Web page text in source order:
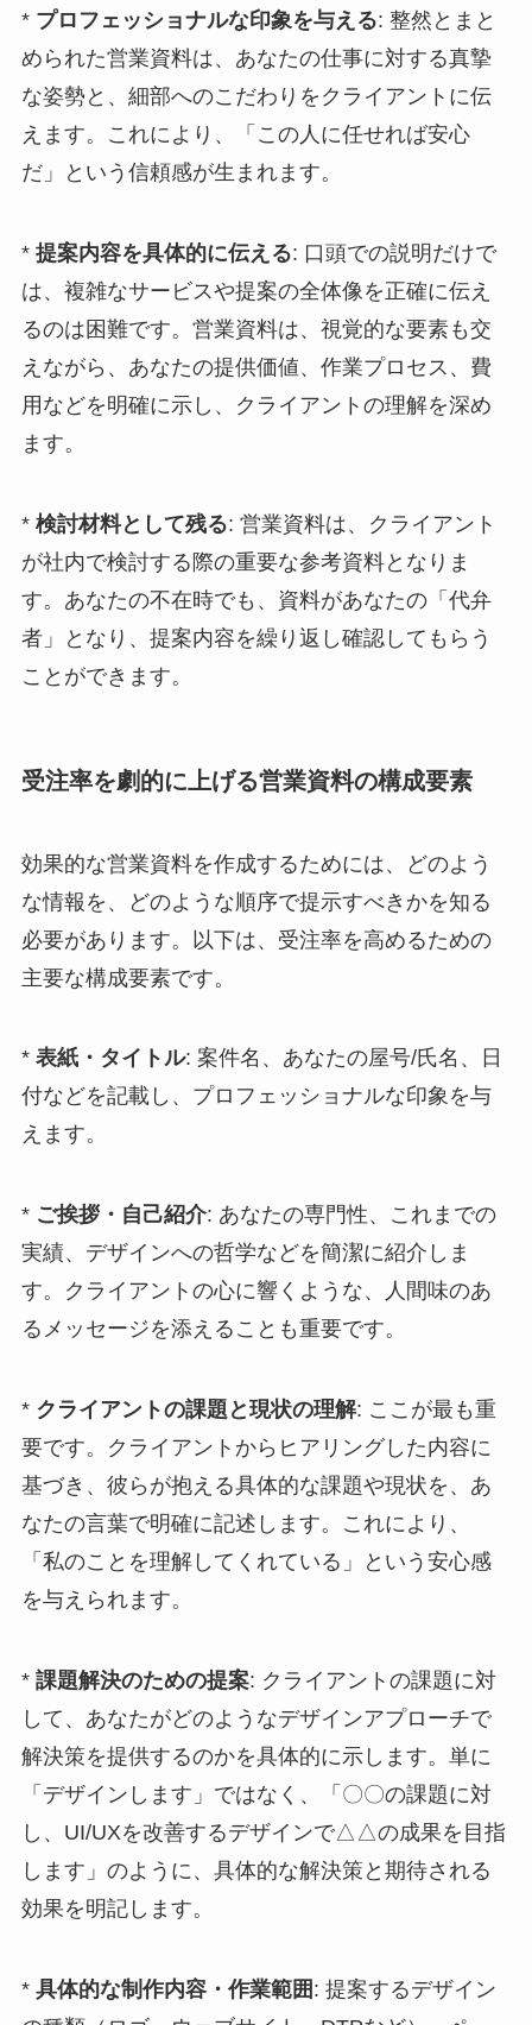
* プロフェッショナルな印象を与える: 整然とまと
められた営業資料は、あなたの仕事に対する真摯
な姿勢と、細部へのこだわりをクライアントに伝
えます。これにより、「この人に任せれば安心
だ」という信頼感が生まれます。
* 提案内容を具体的に伝える: 口頭での説明だけで
は、複雑なサービスや提案の全体像を正確に伝え
るのは困難です。営業資料は、視覚的な要素も交
えながら、あなたの提供価値、作業プロセス、費
用などを明確に示し、クライアントの理解を深め
ます。
* 検討材料として残る: 営業資料は、クライアント
が社内で検討する際の重要な参考資料となりま
す。あなたの不在時でも、資料があなたの「代弁
者」となり、提案内容を繰り返し確認してもらう
ことができます。
受注率を劇的に上げる営業資料の構成要素
効果的な営業資料を作成するためには、どのよう
な情報を、どのような順序で提示すべきかを知る
必要があります。以下は、受注率を高めるための
主要な構成要素です。
* 表紙・タイトル: 案件名、あなたの屋号/氏名、日
付などを記載し、プロフェッショナルな印象を与
えます。
* ご挨拶・自己紹介: あなたの専門性、これまでの
実績、デザインへの哲学などを簡潔に紹介しま
す。クライアントの心に響くような、人間味のあ
るメッセージを添えることも重要です。
* クライアントの課題と現状の理解: ここが最も重
要です。クライアントからヒアリングした内容に
基づき、彼らが抱える具体的な課題や現状を、あ
なたの言葉で明確に記述します。これにより、
「私のことを理解してくれている」という安心感
を与えられます。
* 課題解決のための提案: クライアントの課題に対
して、あなたがどのようなデザインアプローチで
解決策を提供するのかを具体的に示します。単に
「デザインします」ではなく、「〇〇の課題に対
し、UI/UXを改善するデザインで△△の成果を目指
します」のように、具体的な解決策と期待される
効果を明記します。
* 具体的な制作内容・作業範囲 : 提案するデザイン